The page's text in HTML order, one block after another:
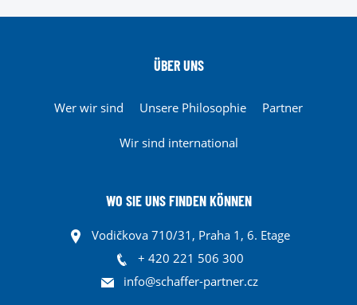
ÜBER UNS
Wer wir sind Unsere Philosophie Partner
Wir sind international
WO SIE UNS FINDEN KÖNNEN
Vodičkova 710/31, Praha 1, 6. Etage
+ 420 221 506 300
info@schaffer-partner.cz